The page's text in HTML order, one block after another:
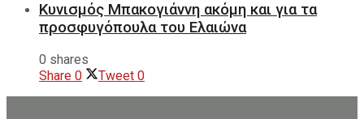
Κυνισμός Μπακογιάννη ακόμη και για τα
προσφυγόπουλα του Ελαιώνα
0 shares
Share 0 Tweet 0